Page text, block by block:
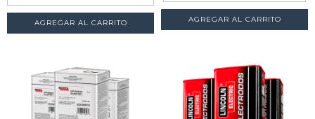
AGREGAR AL CARRITO AGREGAR AL CARRITO